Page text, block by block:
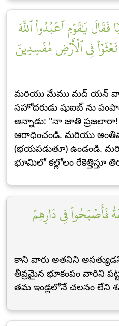
يَٰقَوۡمِ ٱعۡبُدُواْ ٱللَّهَ
تَعۡثَوۡاْ فِي ٱلۡأَرۡضِ مُفۡسِدِينَ
మరియు మేము మద్ యన్
సహోదరుడు షుఐబ్ ను
అన్నాడు: "నా జాతి ప్రజలారా!
ఆరాధించండి. మరియు అంతిమ
(భయపడుతూ) ఉండండి.
భూమిలో కల్లోలం రేకెత్తిస్తూ
فَأَصۡبَحُواْ فِي دَارِهِمۡ
కాని వారు అతనిని
తీవ్రమైన భూకంపం వారిని
తమ ఇండ్లలోనే చలనం